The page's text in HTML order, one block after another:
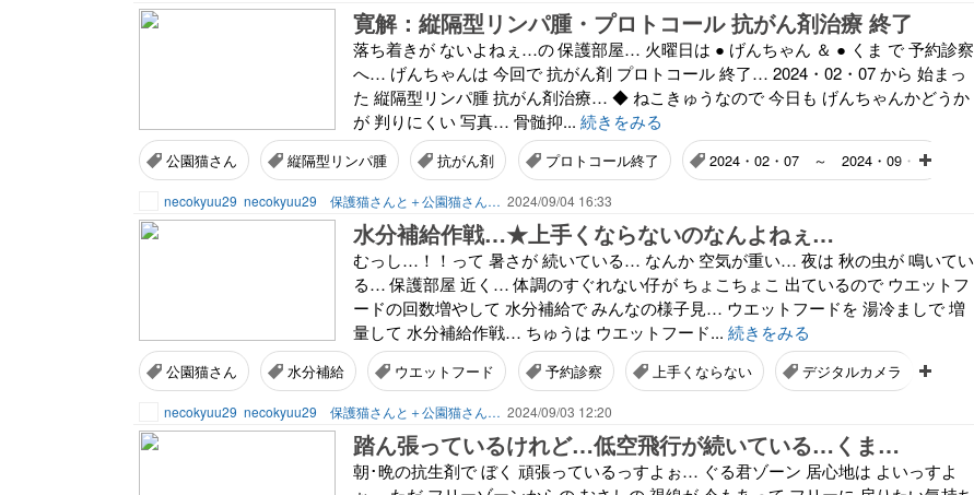
寛解：縦隔型リンパ腫・プロトコール 抗がん剤治療 終了
落ち着きが ないよねぇ…の 保護部屋… 火曜日は ● げんちゃん ＆ ● くま で 予約診察
へ… げんちゃんは 今回で 抗がん剤 プロトコール 終了… 2024・02・07 から 始まっ
た 縦隔型リンパ腫 抗がん剤治療… ◆ ねこきゅうなので 今日も げんちゃんかどうか
が 判りにくい 写真… 骨髄抑... 続きをみる
公園猫さん 縦隔型リンパ腫 抗がん剤 プロトコール終了 2024・02・07 ～ 2024・09・03
necokyuu29 necokyuu29 保護猫さんと＋公園猫さん… 2024/09/04 16:33
水分補給作戦…★上手くならないのなんよねぇ…
むっし…！！って 暑さが 続いている… なんか 空気が重い… 夜は 秋の虫が 鳴いてい
る… 保護部屋 近く… 体調のすぐれない仔が ちょこちょこ 出ているので ウエットフ
ードの回数増やして 水分補給で みんなの様子見… ウエットフードを 湯冷ましで 増
量して 水分補給作戦… ちゅうは ウエットフード... 続きをみる
公園猫さん 水分補給 ウエットフード 予約診察 上手くならない デジタルカメラ
necokyuu29 necokyuu29 保護猫さんと＋公園猫さん… 2024/09/03 12:20
踏ん張っているけれど…低空飛行が続いている…くま…
朝･晩の抗生剤で ぼく 頑張っているっすよぉ… ぐる君ゾーン 居心地は よいっすよ